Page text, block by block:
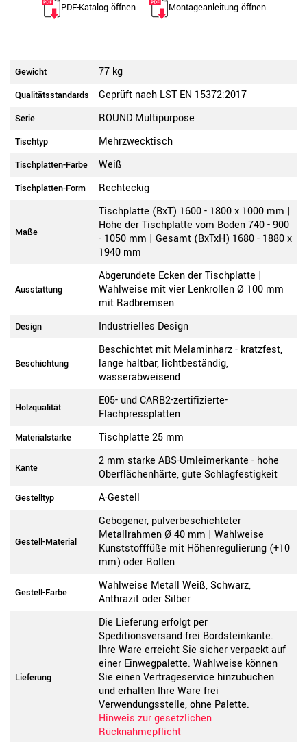
PDF-Katalog öffnen Montageanleitung öffnen
Gewicht 77 kg
Qualitätsstandards Geprüft nach LST EN 15372:2017
Serie ROUND Multipurpose
Tischtyp Mehrzwecktisch
Tischplatten-Farbe Weiß
Tischplatten-Form Rechteckig
Maße
Tischplatte (BxT) 1600 - 1800 x 1000 mm |
Höhe der Tischplatte vom Boden 740 - 900
- 1050 mm | Gesamt (BxTxH) 1680 - 1880 x
1940 mm
Ausstattung
Abgerundete Ecken der Tischplatte |
Wahlweise mit vier Lenkrollen Ø 100 mm
mit Radbremsen
Design Industrielles Design
Beschichtung
Beschichtet mit Melaminharz - kratzfest,
lange haltbar, lichtbeständig,
wasserabweisend
Holzqualität
E05- und CARB2-zertifizierte-
Flachpressplatten
Materialstärke Tischplatte 25 mm
Kante
2 mm starke ABS-Umleimerkante - hohe
Oberflächenhärte, gute Schlagfestigkeit
Gestelltyp A-Gestell
Gestell-Material
Gebogener, pulverbeschichteter
Metallrahmen Ø 40 mm | Wahlweise
Kunststofffüße mit Höhenregulierung (+10
mm) oder Rollen
Gestell-Farbe
Wahlweise Metall Weiß, Schwarz,
Anthrazit oder Silber
Lieferung
Die Lieferung erfolgt per
Speditionsversand frei Bordsteinkante.
Ihre Ware erreicht Sie sicher verpackt auf
einer Einwegpalette. Wahlweise können
Sie einen Vertrageservice hinzubuchen
und erhalten Ihre Ware frei
Verwendungsstelle, ohne Palette.
Hinweis zur gesetzlichen
Rücknahmepflicht